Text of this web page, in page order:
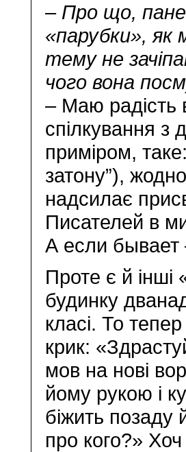
– Про що,
«парубки»,
тему не
чого вона
– Маю радість
спілкування з
приміром,
затону”),
надсилає
Писателей в
А если бывает
Проте є й
будинку
класі. То
крик:
мов на нові
йому рукою і
біжить позаду
про кого?»